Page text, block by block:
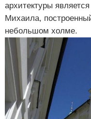
архитектуры
Михаила,
небольшом холме.